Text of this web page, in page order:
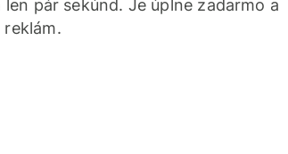
pár sekúnd. Je úplne zadarmo a